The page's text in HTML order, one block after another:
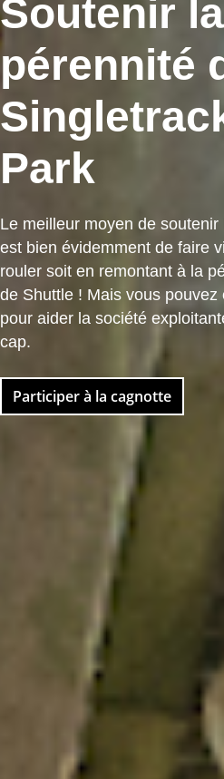
Soutenir la
pérennité
Park
Le meilleur moyen de
est bien évidemment de faire
rouler soit en remontant à la
de Shuttle ! Mais vous
pour aider la société
cap.
Participer à la cagnotte